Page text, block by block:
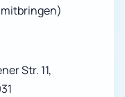
Str. 11,